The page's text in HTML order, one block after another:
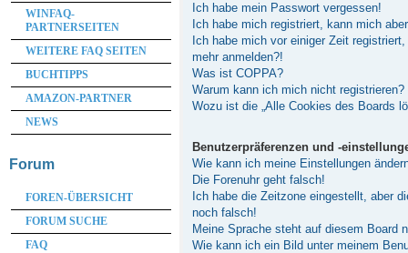
Ich habe mein Passwort vergessen!
Ich habe mich registriert, kann mich
Ich habe mich vor einiger Zeit
mehr anmelden?!
Was ist COPPA?
Warum kann ich mich nicht registrieren?
Wozu ist die „Alle Cookies des Boards
Benutzerpräferenzen und -
Wie kann ich meine Einstellungen
Die Forenuhr geht falsch!
Ich habe die Zeitzone eingestellt, aber
noch falsch!
Meine Sprache steht auf diesem Board
Wie kann ich ein Bild unter meinem
WINFAQ-
PARTNERSEITEN
WEITERE FAQ SEITEN
BUCHTIPPS
AMAZON-PARTNER
NEWS
Forum
FOREN-ÜBERSICHT
FORUM SUCHE
FAQ